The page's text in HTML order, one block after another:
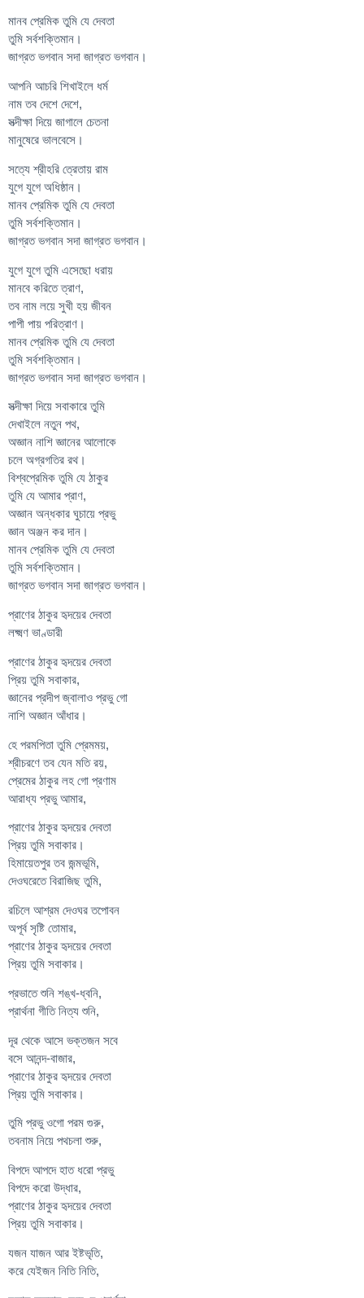
মানব প্রেমিক তুমি যে দেবতা
তুমি সর্বশক্তিমান।
জাগ্রত ভগবান সদা জাগ্রত ভগবান।
আপনি আচরি শিখাইলে ধর্ম
নাম তব দেশে দেশে,
সত্দীক্ষা দিয়ে জাগালে চেতনা
মানুষেরে ভালবেসে।
সত্যে শ্রীহরি ত্রেতায় রাম
যুগে যুগে অধিষ্ঠান।
মানব প্রেমিক তুমি যে দেবতা
তুমি সর্বশক্তিমান।
জাগ্রত ভগবান সদা জাগ্রত ভগবান।
যুগে যুগে তুমি এসেছো ধরায়
মানবে করিতে ত্রাণ,
তব নাম লয়ে সুখী হয় জীবন
পাপী পায় পরিত্রাণ।
মানব প্রেমিক তুমি যে দেবতা
তুমি সর্বশক্তিমান।
জাগ্রত ভগবান সদা জাগ্রত ভগবান।
সত্দীক্ষা দিয়ে সবাকারে তুমি
দেখাইলে নতুন পথ,
অজ্ঞান নাশি জ্ঞানের আলোকে
চলে অগ্রগতির রথ।
বিশ্বপ্রেমিক তুমি যে ঠাকুর
তুমি যে আমার প্রাণ,
অজ্ঞান অন্ধকার ঘুচায়ে প্রভু
জ্ঞান অঞ্জন কর দান।
মানব প্রেমিক তুমি যে দেবতা
তুমি সর্বশক্তিমান।
জাগ্রত ভগবান সদা জাগ্রত ভগবান।
প্রাণের ঠাকুর হৃদয়ের দেবতা
লক্ষ্মণ ভাণ্ডারী
প্রাণের ঠাকুর হৃদয়ের দেবতা
প্রিয় তুমি সবাকার,
জ্ঞানের প্রদীপ জ্বালাও প্রভু গো
নাশি অজ্ঞান আঁধার।
হে পরমপিতা তুমি প্রেমময়,
শ্রীচরণে তব যেন মতি রয়,
প্রেমের ঠাকুর লহ গো প্রণাম
আরাধ্য প্রভু আমার,
প্রাণের ঠাকুর হৃদয়ের দেবতা
প্রিয় তুমি সবাকার।
হিমায়েতপুর তব জন্মভূমি,
দেওঘরেতে বিরাজিছ তুমি,
রচিলে আশ্রম দেওঘর তপোবন
অপূর্ব সৃষ্টি তোমার,
প্রাণের ঠাকুর হৃদয়ের দেবতা
প্রিয় তুমি সবাকার।
প্রভাতে শুনি শঙ্খ-ধ্বনি,
প্রার্থনা গীতি নিত্য শুনি,
দূর থেকে আসে ভক্তজন সবে
বসে আনন্দ-বাজার,
প্রাণের ঠাকুর হৃদয়ের দেবতা
প্রিয় তুমি সবাকার।
তুমি প্রভু ওগো পরম গুরু,
তবনাম নিয়ে পথচলা শুরু,
বিপদে আপদে হাত ধরো প্রভু
বিপদে করো উদ্ধার,
প্রাণের ঠাকুর হৃদয়ের দেবতা
প্রিয় তুমি সবাকার।
যজন যাজন আর ইষ্টভৃতি,
করে যেইজন নিতি নিতি,